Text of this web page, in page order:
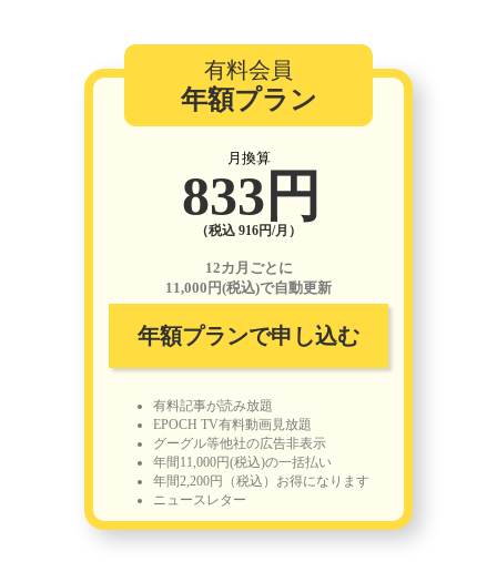
有料会員
年額プラン
月換算
833円
（税込 916円/月）
12カ月ごとに
11,000円(税込)で自動更新
年額プランで申し込む
有料記事が読み放題
EPOCH TV有料動画見放題
グーグル等他社の広告非表示
年間11,000円(税込)の一括払い
年間2,200円（税込）お得になります
ニュースレター